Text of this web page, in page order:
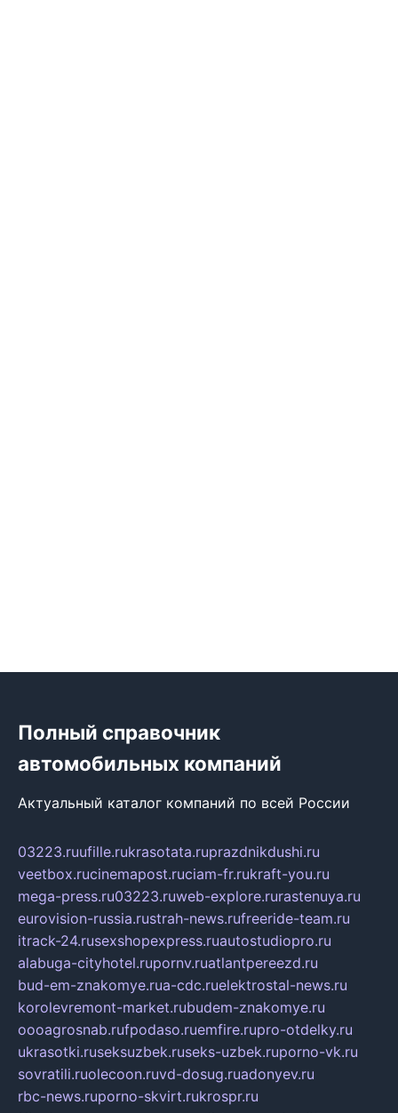
Полный справочник
автомобильных компаний
Актуальный каталог компаний по всей России
03223.ruufille.rukrasotata.ruprazdnikdushi.ru
veetbox.rucinemapost.ruciam-fr.rukraft-you.ru
mega-press.ru03223.ruweb-explore.rurastenuya.ru
eurovision-russia.rustrah-news.rufreeride-team.ru
itrack-24.rusexshopexpress.ruautostudiopro.ru
alabuga-cityhotel.rupornv.ruatlantpereezd.ru
bud-em-znakomye.rua-cdc.ruelektrostal-news.ru
korolevremont-market.rubudem-znakomye.ru
oooagrosnab.rufpodaso.ruemfire.rupro-otdelky.ru
ukrasotki.ruseksuzbek.ruseks-uzbek.ruporno-vk.ru
sovratili.ruolecoon.ruvd-dosug.ruadonyev.ru
rbc-news.ruporno-skvirt.rukrospr.ru